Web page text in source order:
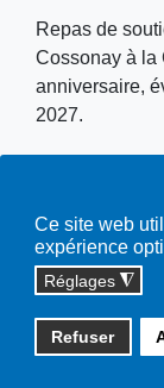
Ce site web
expérience
Réglages ◮
Refuser
Repas de
Cossonay à la
anniversaire,
2027.
Copyright ©
solutions